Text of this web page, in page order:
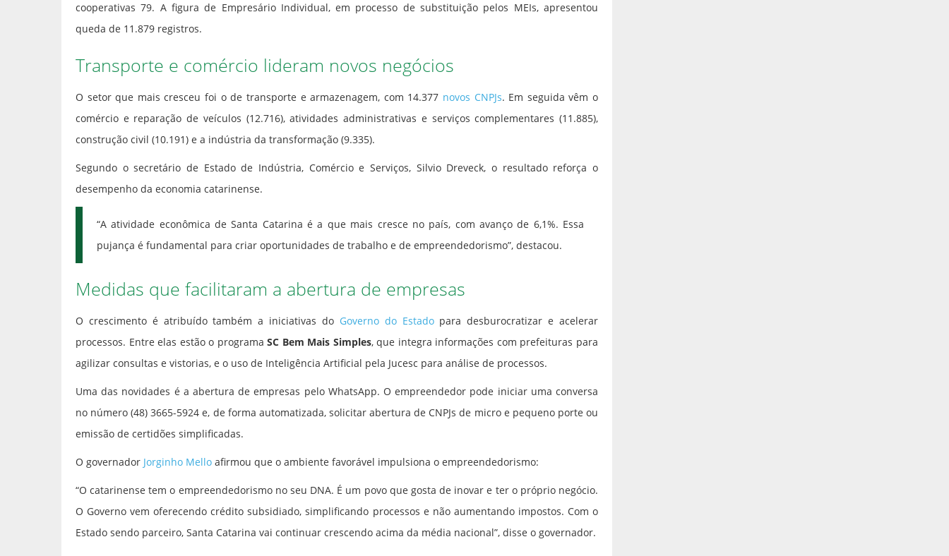
cooperativas 79. A figura de Empresário Individual, em processo de substituição pelos MEIs, apresentou
queda de 11.879 registros.
Transporte e comércio lideram novos negócios
O setor que mais cresceu foi o de transporte e armazenagem, com 14.377 novos CNPJs. Em seguida vêm o
comércio e reparação de veículos (12.716), atividades administrativas e serviços complementares (11.885),
construção civil (10.191) e a indústria da transformação (9.335).
Segundo o secretário de Estado de Indústria, Comércio e Serviços, Silvio Dreveck, o resultado reforça o
desempenho da economia catarinense.
“A atividade econômica de Santa Catarina é a que mais cresce no país, com avanço de 6,1%. Essa
pujança é fundamental para criar oportunidades de trabalho e de empreendedorismo”, destacou.
Medidas que facilitaram a abertura de empresas
O crescimento é atribuído também a iniciativas do Governo do Estadopara desburocratizar e acelerar
processos. Entre elas estão o programaSC Bem Mais Simples, que integra informações com prefeituras para
agilizar consultas e vistorias, e o uso de Inteligência Artificial pela Jucesc para análise de processos.
Uma das novidades é a abertura de empresas pelo WhatsApp. O empreendedor pode iniciar uma conversa
no número (48) 3665-5924 e, de forma automatizada, solicitar abertura de CNPJs de micro e pequeno porte ou
emissão de certidões simplificadas.
O governador Jorginho Mello afirmou que o ambiente favorável impulsiona o empreendedorismo:
“O catarinense tem o empreendedorismo no seu DNA. É um povo que gosta de inovar e ter o próprio negócio.
O Governo vem oferecendo crédito subsidiado, simplificando processos e não aumentando impostos. Com o
Estado sendo parceiro, Santa Catarina vai continuar crescendo acima da média nacional”, disse o governador.